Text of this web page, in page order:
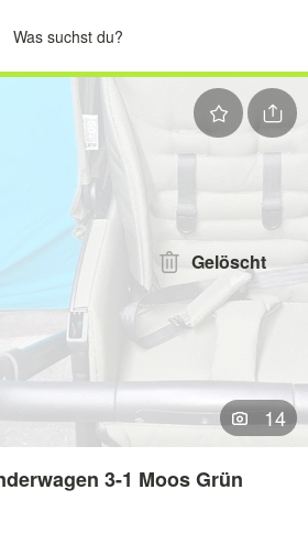
Gelöscht
14
3-1 Moos Grün